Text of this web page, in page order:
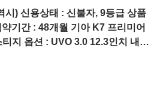
시) 신용상태 : 신불자, 9등급 상품
기간 : 48개월 기아 K7 프리미어
지 옵션 : UVO 3.0 12.3인치 내비